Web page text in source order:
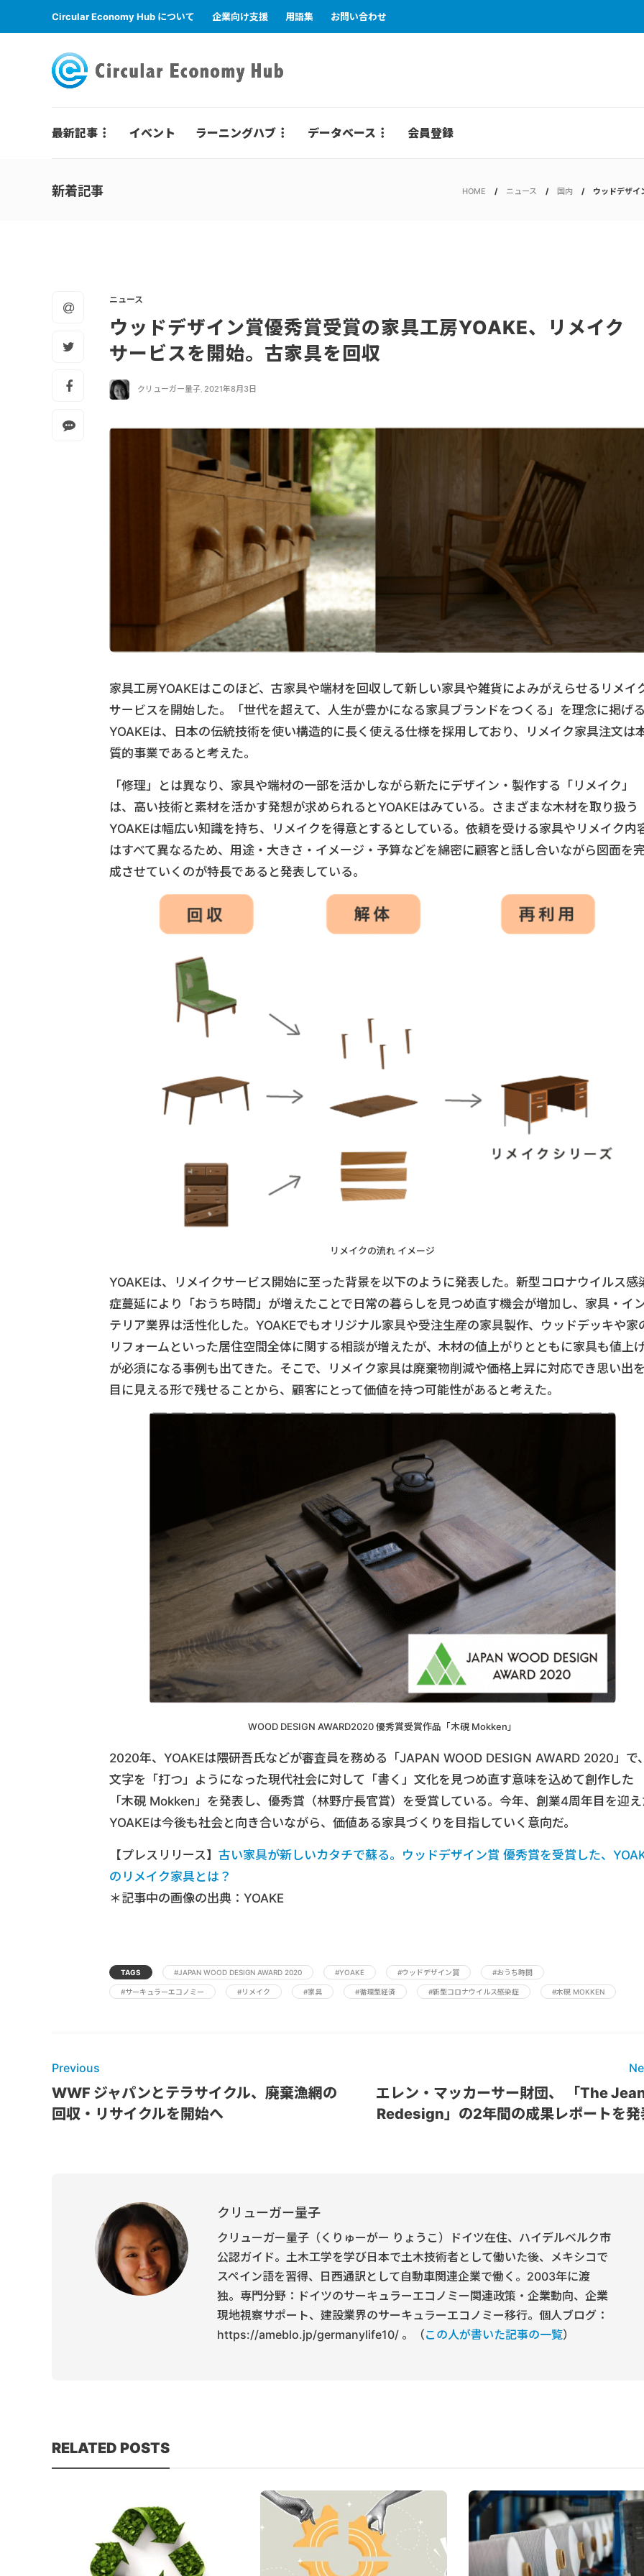
Circular Economy Hub について 企業向け支援 用語集 お問い合わせ
最新記事 イベント ラーニングハブ データベース 会員登録
新着記事 HOME ニュース 国内 ウッドデザイ
ニュース
ウッドデザイン賞優秀賞受賞の家具工房YOAKE、リメイク
サービスを開始。古家具を回収
クリューガー量子, 2021年8月3日
家具工房YOAKEはこのほど、古家具や端材を回収して新しい家具や雑貨によみがえらせるリメイ
サービスを開始した。「世代を超えて、人生が豊かになる家具ブランドをつくる」を理念に掲げる
YOAKEは、日本の伝統技術を使い構造的に長く使える仕様を採用しており、リメイク家具注文は
質的事業であると考えた。
「修理」とは異なり、家具や端材の一部を活かしながら新たにデザイン・製作する「リメイク」
は、高い技術と素材を活かす発想が求められるとYOAKEはみている。さまざまな木材を取り扱う
YOAKEは幅広い知識を持ち、リメイクを得意とするとしている。依頼を受ける家具やリメイク内
はすべて異なるため、用途・大きさ・イメージ・予算などを綿密に顧客と話し合いながら図面を
成させていくのが特長であると発表している。
リメイクの流れ イメージ
YOAKEは、リメイクサービス開始に至った背景を以下のように発表した。新型コロナウイルス感
症蔓延により「おうち時間」が増えたことで日常の暮らしを見つめ直す機会が増加し、家具・イ
テリア業界は活性化した。YOAKEでもオリジナル家具や受注生産の家具製作、ウッドデッキや家
リフォームといった居住空間全体に関する相談が増えたが、木材の値上がりとともに家具も値上
が必須になる事例も出てきた。そこで、リメイク家具は廃棄物削減や価格上昇に対応でき思い出を
目に見える形で残せることから、顧客にとって価値を持つ可能性があると考えた。
WOOD DESIGN AWARD2020 優秀賞受賞作品「木硯 Mokken」
2020年、YOAKEは隈研吾氏などが審査員を務める「JAPAN WOOD DESIGN AWARD 2020」で、
文字を「打つ」ようになった現代社会に対して「書く」文化を見つめ直す意味を込めて創作した
「木硯 Mokken」を発表し、優秀賞（林野庁長官賞）を受賞している。今年、創業4周年目を迎え
YOAKEは今後も社会と向き合いながら、価値ある家具づくりを目指していく意向だ。
【プレスリリース】 古い家具が新しいカタチで蘇る。ウッドデザイン賞 優秀賞を受賞した、
のリメイク家具とは？
＊記事中の画像の出典：YOAKE
TAGS #JAPAN WOOD DESIGN AWARD 2020 #YOAKE #ウッドデザイン賞 #おうち時間
#サーキュラーエコノミー #リメイク #家具 #循環型経済 #新型コロナウイルス感染症 #木硯 MOKKEN
Previous
WWF ジャパンとテラサイクル、廃棄漁網の
回収・リサイクルを開始へ
エレン・マッカーサー財団、 「The
Redesign」の2年間の成果レポートを発
クリューガー量子
クリューガー量子（くりゅーがー りょうこ）ドイツ在住、ハイデルベルク市
公認ガイド。土木工学を学び日本で土木技術者として働いた後、メキシコで
スペイン語を習得、日西通訳として自動車関連企業で働く。2003年に渡
独。専門分野：ドイツのサーキュラーエコノミー関連政策・企業動向、企業
現地視察サポート、建設業界のサーキュラーエコノミー移行。個人ブログ：
https://ameblo.jp/germanylife10/ 。（この人が書いた記事の一覧）
RELATED POSTS